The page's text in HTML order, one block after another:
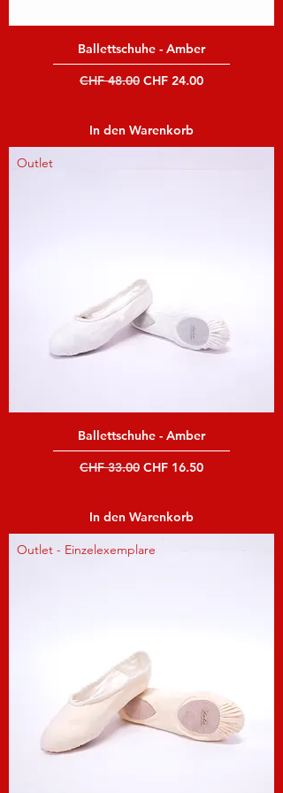
Ballettschuhe - Amber
Standardpreis
CHF 48.00 Sale-Preis
CHF 24.00
In den Warenkorb
Outlet
Ballettschuhe - Amber
Standardpreis
CHF 33.00 Sale-Preis
CHF 16.50
In den Warenkorb
Outlet - Einzelexemplare